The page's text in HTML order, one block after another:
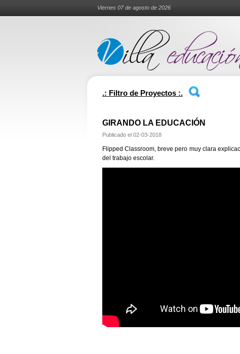
Viernes 07 de agosto de 2026
.: Filtro de Proyectos :.
GIRANDO LA EDUCACIÓN
Publicado el 02-03-2018
Flipped Classroom, breve pero muy clara
del trabajo escolar.